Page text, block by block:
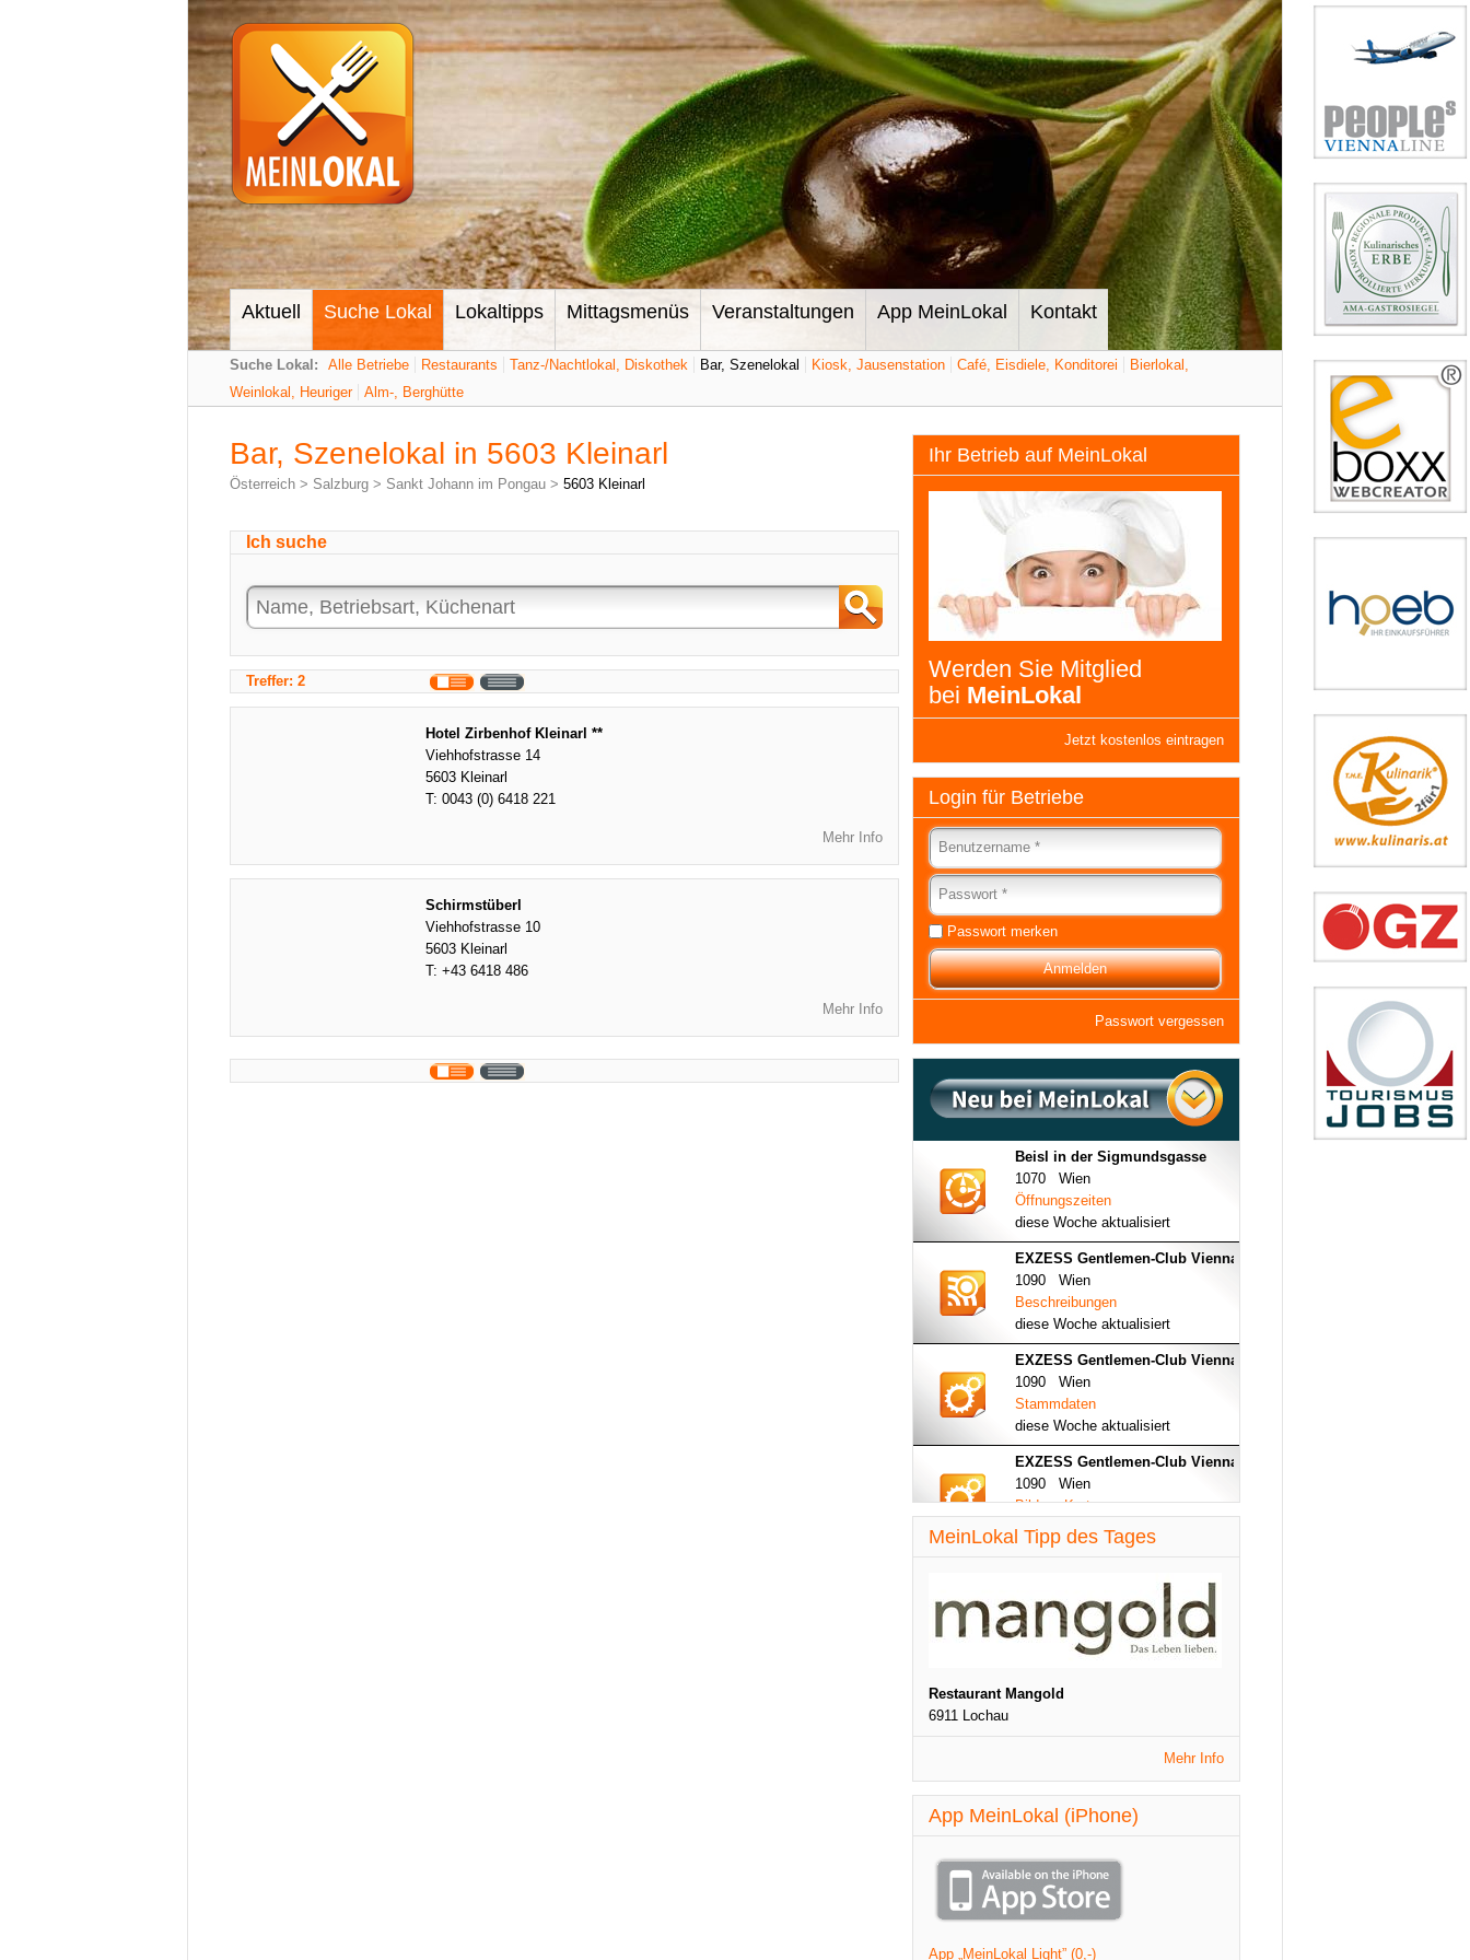
Aktuell Suche Lokal Lokaltipps Mittagsmenüs Veranstaltungen App MeinLokal Kontakt
Suche Lokal: Alle Betriebe Restaurants Tanz-/Nachtlokal, Diskothek Bar, Szenelokal Kiosk, Jausenstation Café, Eisdiele, Konditorei
Bierlokal,
Weinlokal, Heuriger
Alm-, Berghütte
Bar, Szenelokal in 5603 Kleinarl
Österreich > Salzburg > Sankt Johann im Pongau > 5603 Kleinarl
Ich suche
Treffer: 2
Hotel Zirbenhof Kleinarl **
Viehhofstrasse 14
5603 Kleinarl
T: 0043 (0) 6418 221
Mehr Info
Schirmstüberl
Viehhofstrasse 10
5603 Kleinarl
T: +43 6418 486
Mehr Info
Ihr Betrieb auf MeinLokal
Werden Sie Mitglied
bei MeinLokal
Jetzt kostenlos eintragen
Login für Betriebe
Passwort merken
Passwort vergessen
Beisl in der Sigmundsgasse
1070 Wien
Öffnungszeiten
diese Woche aktualisiert
EXZESS Gentlemen-Club Vienna
1090 Wien
Beschreibungen
diese Woche aktualisiert
EXZESS Gentlemen-Club Vienna
1090 Wien
Stammdaten
diese Woche aktualisiert
EXZESS Gentlemen-Club Vienna
1090 Wien
Bilder - Karte
diese Woche aktualisiert
Veranstaltungen
diese Woche aktualisiert
MeinLokal Tipp des Tages
Restaurant Mangold
6911 Lochau
Mehr Info
App MeinLokal (iPhone)
App „MeinLokal Light” (0,-)